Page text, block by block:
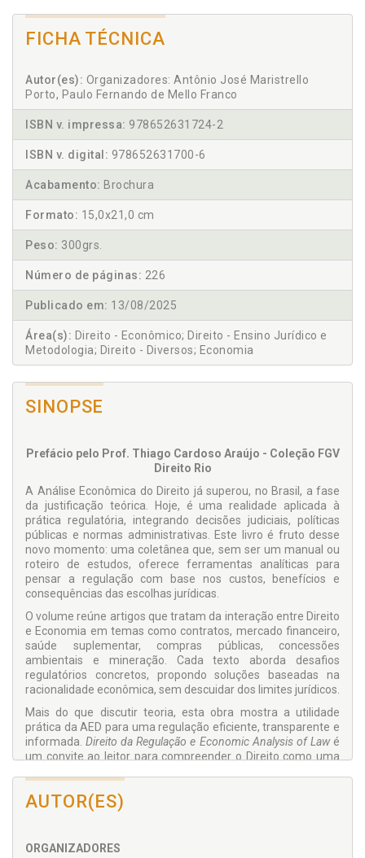
FICHA TÉCNICA
Autor(es): Organizadores: Antônio José Maristrello
Porto, Paulo Fernando de Mello Franco
ISBN v. impressa: 978652631724-2
ISBN v. digital: 978652631700-6
Acabamento: Brochura
Formato: 15,0x21,0 cm
Peso: 300grs.
Número de páginas: 226
Publicado em: 13/08/2025
Área(s): Direito - Econômico; Direito - Ensino Jurídico e
Metodologia; Direito - Diversos; Economia
SINOPSE
Prefácio pelo Prof. Thiago Cardoso Araújo - Coleção FGV
Direito Rio
A Análise Econômica do Direito já superou, no Brasil, a fase
da justificação teórica. Hoje, é uma realidade aplicada à
prática regulatória, integrando decisões judiciais, políticas
públicas e normas administrativas. Este livro é fruto desse
novo momento: uma coletânea que, sem ser um manual ou
roteiro de estudos, oferece ferramentas analíticas para
pensar a regulação com base nos custos, benefícios e
consequências das escolhas jurídicas.
O volume reúne artigos que tratam da interação entre Direito
e Economia em temas como contratos, mercado financeiro,
saúde suplementar, compras públicas, concessões
ambientais e mineração. Cada texto aborda desafios
regulatórios concretos, propondo soluções baseadas na
racionalidade econômica, sem descuidar dos limites jurídicos.
Mais do que discutir teoria, esta obra mostra a utilidade
prática da AED para uma regulação eficiente, transparente e
informada.Direito da Regulação e Economic Analysis of Lawé
um convite ao leitor para compreender o Direito como uma
mais completos e sustentáveis para a sociedade brasileira.
AUTOR(ES)
ORGANIZADORES